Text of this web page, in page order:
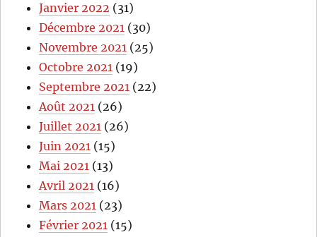
Janvier 2022 (31)
Décembre 2021 (30)
Novembre 2021 (25)
Octobre 2021 (19)
Septembre 2021 (22)
Août 2021 (26)
Juillet 2021 (26)
Juin 2021 (15)
Mai 2021 (13)
Avril 2021 (16)
Mars 2021 (23)
Février 2021 (15)